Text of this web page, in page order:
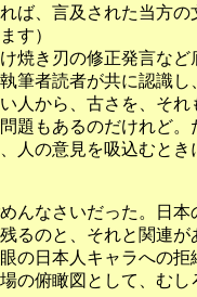
、言及された当方
す）
き刃の修正発言な
者読者が共に認識
から、古さを、そ
もあるのだけれど
の意見を吸込むとき
なさいだった。日
のと、それと関連
日本人キャラへの
俯瞰図として、むし